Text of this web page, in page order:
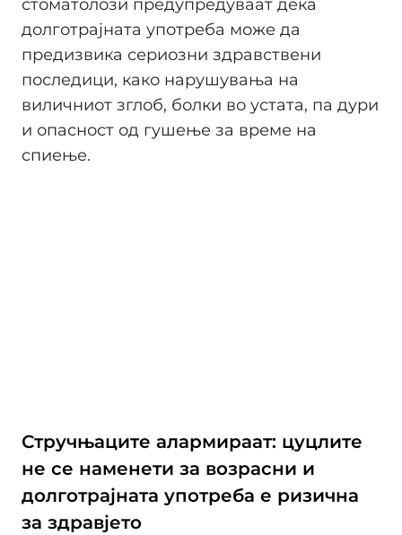
стоматолози предупредуваат дека
долготрајната употреба може да
предизвика сериозни здравствени
последици, како нарушувања на
виличниот зглоб, болки во устата, па дури
и опасност од гушење за време на
спиење.
Стручњаците алармираат: цуцлите
не се наменети за возрасни и
долготрајната употреба е ризична
за здравјето